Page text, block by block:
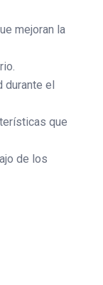
mejoran la
durante el
que
de los